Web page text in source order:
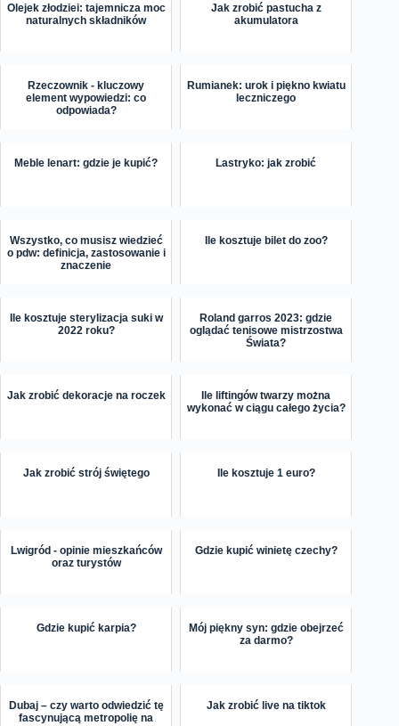
Olejek złodziei: tajemnicza moc
naturalnych składników
Jak zrobić pastucha z
akumulatora
Rzeczownik - kluczowy
element wypowiedzi: co
odpowiada?
Rumianek: urok i piękno kwiatu
leczniczego
Meble lenart: gdzie je kupić? Lastryko: jak zrobić
Wszystko, co musisz wiedzieć
o pdw: definicja, zastosowanie i
znaczenie
Ile kosztuje bilet do zoo?
Ile kosztuje sterylizacja suki w
2022 roku?
Roland garros 2023: gdzie
oglądać tenisowe mistrzostwa
Świata?
Jak zrobić dekoracje na roczek
Ile liftingów twarzy można
wykonać w ciągu całego życia?
Jak zrobić strój świętego Ile kosztuje 1 euro?
Lwigród - opinie mieszkańców
oraz turystów
Gdzie kupić winietę czechy?
Gdzie kupić karpia?
Mój piękny syn: gdzie obejrzeć
za darmo?
Dubaj – czy warto odwiedzić tę
fascynującą metropolię na
Jak zrobić live na tiktok